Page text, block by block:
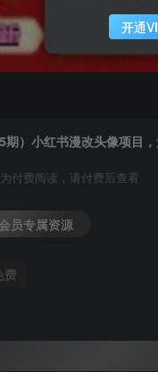
期）小红书漫改头像项目
付费阅读，请付费后查看
员专属资源
费
开通